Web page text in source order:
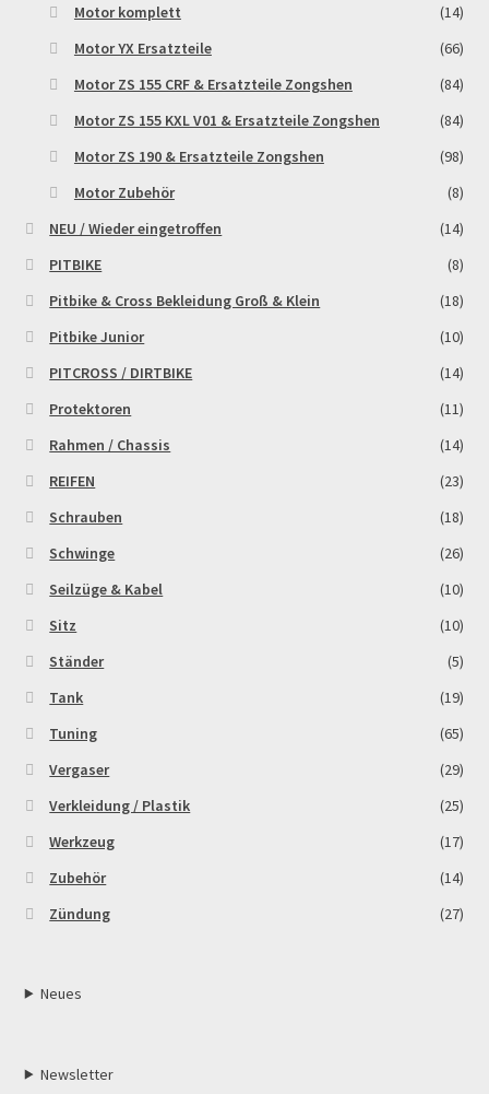
Motor komplett
(14)
Motor YX Ersatzteile
(66)
Motor ZS 155 CRF & Ersatzteile Zongshen
(84)
Motor ZS 155 KXL V01 & Ersatzteile Zongshen
(84)
Motor ZS 190 & Ersatzteile Zongshen
(98)
Motor Zubehör
(8)
NEU / Wieder eingetroffen
(14)
PITBIKE
(8)
Pitbike & Cross Bekleidung Groß & Klein
(18)
Pitbike Junior
(10)
PITCROSS / DIRTBIKE
(14)
Protektoren
(11)
Rahmen / Chassis
(14)
REIFEN
(23)
Schrauben
(18)
Schwinge
(26)
Seilzüge & Kabel
(10)
Sitz
(10)
Ständer
(5)
Tank
(19)
Tuning
(65)
Vergaser
(29)
Verkleidung / Plastik
(25)
Werkzeug
(17)
Zubehör
(14)
Zündung
(27)
Neues
Newsletter